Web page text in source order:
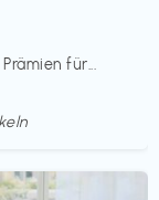
für...